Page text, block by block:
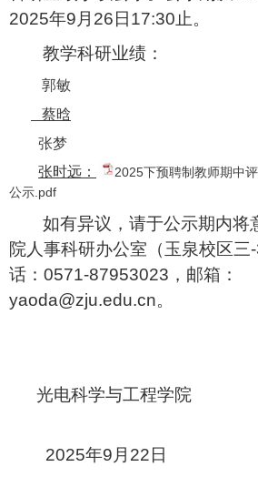
2025年9月 26 日 17:30止。
教学科研业绩：
郭敏
蔡晗
张梦
张时远：
2025下预聘制教师期中
公示.pdf
如有异议，请于公示期内将
院人事科研办公室（玉泉校区三
话： 0571-87953023 ，邮箱：
yaoda@zju.edu.cn。
光电科学与工程学院
2025年9月 22 日